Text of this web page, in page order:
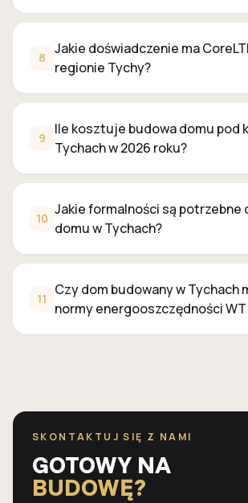
8
Jakie doświadczenie ma
regionie Tychy?
9
Ile kosztuje budowa domu pod
Tychach w 2026 roku?
10
Jakie formalności są potrzebne
domu w Tychach?
11
Czy dom budowany w Tychach
normy energooszczędności
SKONTAKTUJ SIĘ Z NAMI
GOTOWY NA
BUDOWĘ?